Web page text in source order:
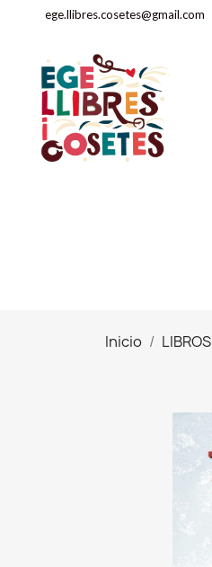
ege.llibres.cosetes@gmail.com
Inicio LIBROS